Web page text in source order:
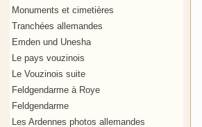
Monuments et cimetières
Tranchées allemandes
Emden und Unesha
Le pays vouzinois
Le Vouzinois suite
Feldgendarme à Roye
Feldgendarme
Les Ardennes photos allemandes